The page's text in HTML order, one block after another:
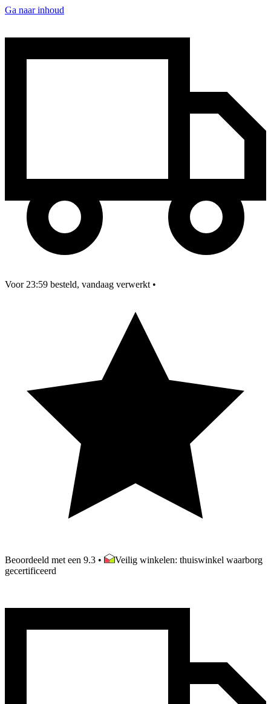
Ga naar inhoud
Voor 23:59 besteld, vandaag verwerkt •
Beoordeeld met een 9.3 •
Veilig winkelen: thuiswinkel waarborg
gecertificeerd